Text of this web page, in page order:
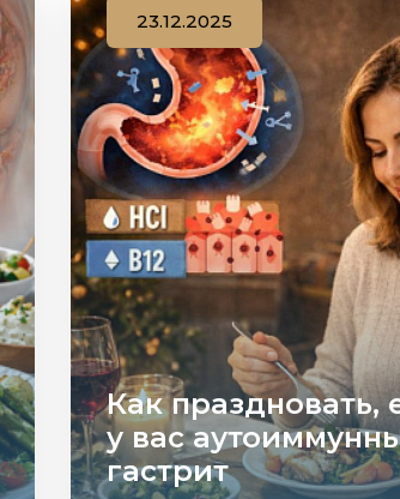
Как праздновать,
у вас
гастрит
23.12.2025